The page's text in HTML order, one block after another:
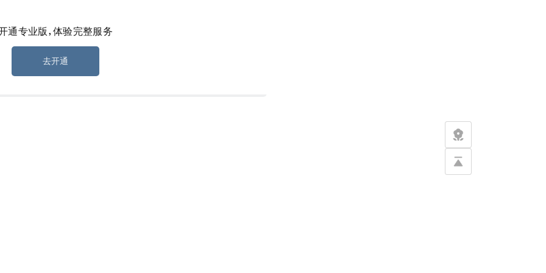
股普跌
道指、纳指、标普 500 指数分别跌 1.64%、1.46%、1.36%。大型科
通专业版，体验完整服务
去开通